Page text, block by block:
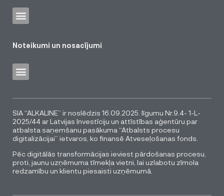
Noteikumi un nosacījumi
SIA “ALKALINE” ir noslēdzis 16.09.2025. līgumu Nr.9.4- 1-L-
2025/44 ar Latvijas Investīciju un attīstības aģentūru par
atbalsta saņemšanu pasākuma “Atbalsts procesu
digitalizācijai” ietvaros, ko finansē Atveseļošanas fonds.
Pēc digitālās transformācijas ieviest pārdošanas procesu,
proti, jaunu uzņēmuma tīmekļa vietni, lai uzlabotu zīmola
redzamību un klientu piesaisti uzņēmumā.